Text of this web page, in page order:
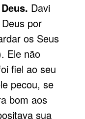
Davi
por
os Seus
Ele não
fiel ao seu
pecou, se
bom aos
sua